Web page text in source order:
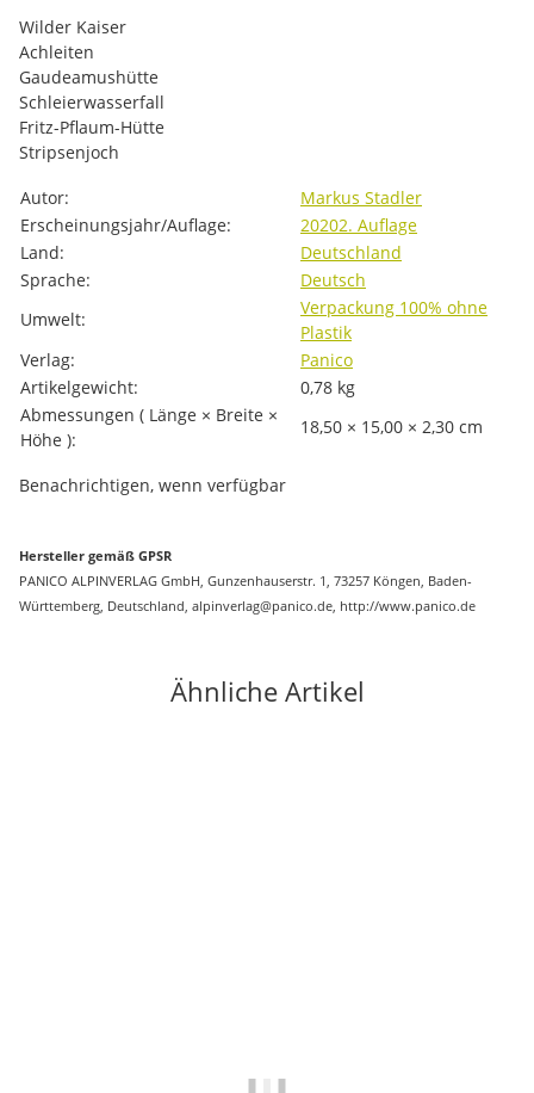
Wilder Kaiser
Achleiten
Gaudeamushütte
Schleierwasserfall
Fritz-Pflaum-Hütte
Stripsenjoch
Produkteigenschaft
Wert
Autor:
Markus Stadler
Erscheinungsjahr/Auflage:
20202. Auflage
Land:
Deutschland
Sprache:
Deutsch
Umwelt:
Verpackung 100% ohne
Plastik
Verlag:
Panico
Artikelgewicht:
0,78 kg
Abmessungen ( Länge × Breite ×
Höhe ):
18,50 × 15,00 × 2,30 cm
Benachrichtigen, wenn verfügbar
Hersteller gemäß GPSR
PANICO ALPINVERLAG GmbH, Gunzenhauserstr. 1, 73257 Köngen, Baden-
Württemberg, Deutschland, alpinverlag@panico.de, http://www.panico.de
Ähnliche Artikel